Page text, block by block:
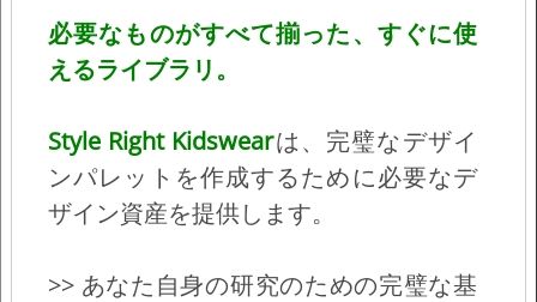
すべてのファイルをダウンロードできます。
必要なものがすべて揃った、すぐに使
えるライブラリ。
Style Right Kidswearは、完璧なデザイ
ンパレットを作成するために必要なデ
ザイン資産を提供します。
>> あなた自身の研究のための完璧な基